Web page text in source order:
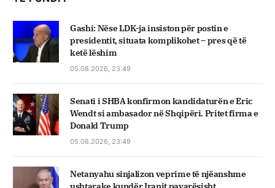
Gashi: Nëse LDK-ja insiston për postin e
presidentit, situata komplikohet – pres që të
ketë lëshim
05.08.2026, 23:49
Senati i SHBA konfirmon kandidaturën e Eric
Wendt si ambasador në Shqipëri. Pritet firma e
Donald Trump
05.08.2026, 23:49
Netanyahu sinjalizon veprime të njëanshme